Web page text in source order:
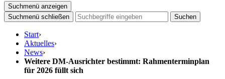
Suchmenü anzeigen
Suchmenü schließen
Suchen
Start›
Aktuelles›
News›
Weitere DM-Ausrichter bestimmt: Rahmenterminplan
für 2026 füllt sich